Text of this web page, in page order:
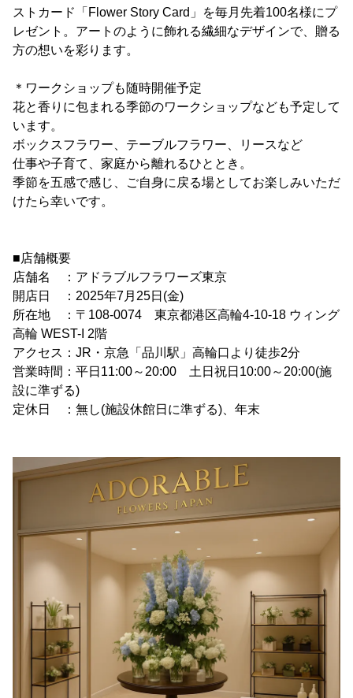
ストカード「Flower Story Card」を毎月先着100名様にプ
レゼント。アートのように飾れる繊細なデザインで、贈る
方の想いを彩ります。
＊ワークショップも随時開催予定
花と香りに包まれる季節のワークショップなども予定して
います。
ボックスフラワー、テーブルフラワー、リースなど
仕事や子育て、家庭から離れるひととき。
季節を五感で感じ、ご自身に戻る場としてお楽しみいただ
けたら幸いです。
■店舗概要
店舗名 ：アドラブルフラワーズ東京
開店日 ：2025年7月25日(金)
所在地 ：〒108-0074 東京都港区高輪4-10-18 ウィング
高輪 WEST-I 2階
アクセス：JR・京急「品川駅」高輪口より徒歩2分
営業時間：平日11:00～20:00 土日祝日10:00～20:00(施
設に準ずる)
定休日 ：無し(施設休館日に準ずる)、年末